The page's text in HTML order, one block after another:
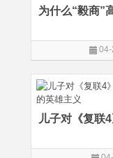
为什么“毅商”
04-